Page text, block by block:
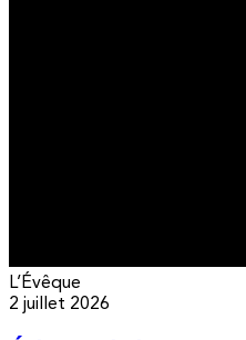
L’Évêque
2 juillet 2026